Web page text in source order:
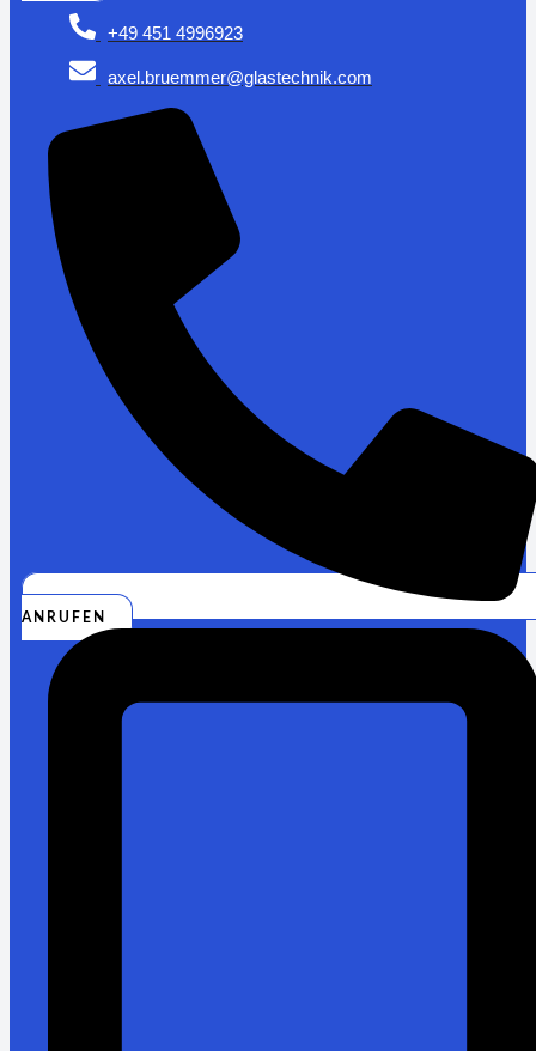
+49 451 4996923
axel.bruemmer@glastechnik.com
ANRUFEN